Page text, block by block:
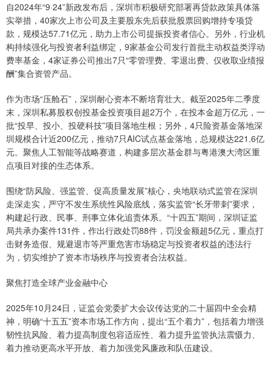
自2024年“9·24”新政发布后，深圳市积极研究部署再贷款政策具体落
实举措，40家次上市公司及主要股东先后获批股票回购增持专项贷
款，规模达57.71亿元，助力上市公司提振投资者信心。另外，行业机
构持续强化与投资者利益绑定，9家基金公司发行首批主动权益类浮动
费率基金，4家证券公司推出7只“零管理费、零退出费、仅收取业绩报
酬”集合资管产品。
作为市场“压舱石”，深圳耐心资本不断培育壮大。截至2025年二季度
末，深圳私募股权创投基金投资项目超2万个，在投本金超万亿元，一
批“投早、投小、投硬科技”项目落地生根；另外，4只险资基金落地深
圳规模合计近200亿元，推动7只AIC试点基金落地，总规模达221.6亿
元。聚焦人工智能等战略赛道，构建多层次基金群与粤港澳大湾区重
点项目对接的生态体系。
围绕“防风险、强监管、促高质量发展”核心，央地联动式监管在深圳
走深走实，严守不发生系统性风险底线，落实监管“长牙带刺”要求，
构建起行政、民事、刑事立体化追责体系。“十四五”期间，深圳证监
局共承办案件131件，作出行政处罚88件，罚没金额超5亿元，重点打
击财务造假、规避退市等严重危害市场稳定与投资者权益的违法行
为，切实维护了资本市场秩序与投资者合法权益。
聚焦打造全球产业金融中心
2025年10月24日，证监会党委扩大会议传达党的二十届四中全会精
神，明确“十五五”资本市场工作方向，提出“五个着力”，包括着力增强
韧性抗风险、着力提高制度包容适应性、着力提升监管执法震慑力、
着力推动更高水平开放、着力加强党风廉政和队伍建设。